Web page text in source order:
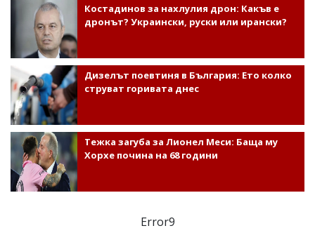
Костадинов за нахлулия дрон: Какъв е
дронът? Украински, руски или ирански?
Дизелът поевтиня в България: Ето колко
струват горивата днес
Тежка загуба за Лионел Меси: Баща му
Хорхе почина на 68 години
Error9